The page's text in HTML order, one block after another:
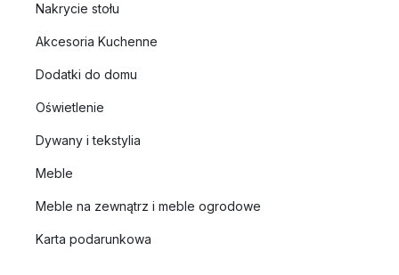
Nakrycie stołu
Akcesoria Kuchenne
Dodatki do domu
Oświetlenie
Dywany i tekstylia
Meble
Meble na zewnątrz i meble ogrodowe
Karta podarunkowa